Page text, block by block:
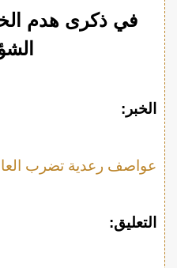
في ذكرى هدم
الخبر:
عواصف رعدية تضرب
التعليق: